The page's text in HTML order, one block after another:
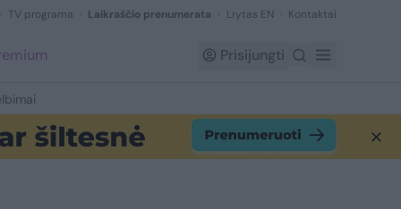
TV programa Laikraščio prenumerata Lrytas EN Kontaktai
Prisijungti